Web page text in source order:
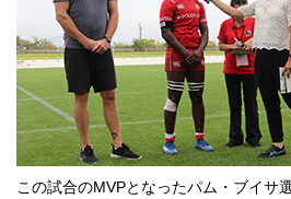
この試合のMVPとなったパム・ブイサ